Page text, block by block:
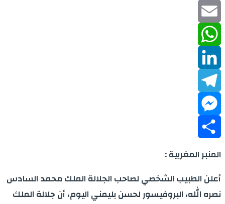
Twitter
Email
WhatsApp
LinkedIn
Telegram
Messenger
Share
المنبر المغربية :
أعلن الطبيب الشخصي لصاحب الجلالة الملك محمد السادس
نصره الله، البروفيسور لحسن بليمني اليوم، أن جلالة الملك